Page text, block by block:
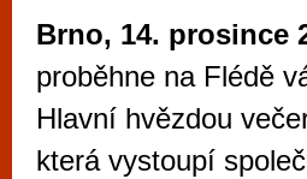
Brno, 14. prosince
proběhne na Flédě
Hlavní hvězdou
která vystoupí
Mimo jiné je ale také